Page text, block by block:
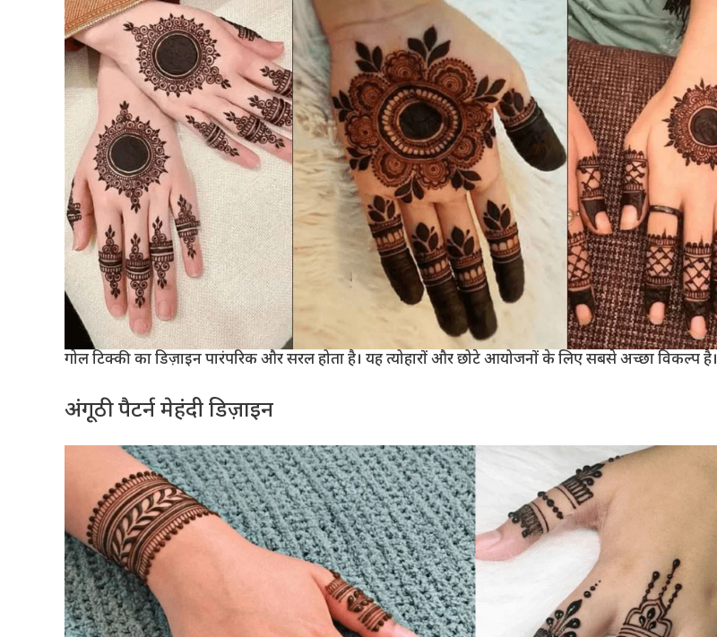
गोल टिक्की का डिज़ाइन पारंपरिक और सरल होता है। यह त्योहारों और छोटे आयोजनों के लिए सबसे अच्छा विकल्प है।
अंगूठी पैटर्न मेहंदी डिज़ाइन